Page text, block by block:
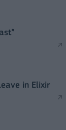
in Elixir